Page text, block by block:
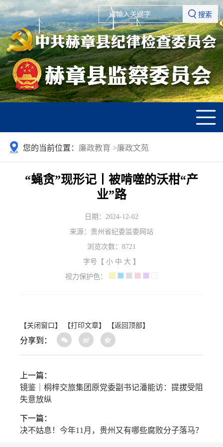
搜索
您的当前位置： 廉政教育 >廉政文苑
“蝇贪”现形记丨被啃噬的沃柑“产
业”路
日期：2024-12-02
来源：贵州省纪委监委网站
浏览次数： 8721
字号【 小 中 大 】
视力保护色：
【关闭窗口】 【打印文章】 【返回顶部】
分享到：
上一篇：
镜鉴｜桐梓交旅集团原党委副书记潘能访：提拔受阻
失意放纵
下一篇：
决不姑息！今年11月，贵州又有哪些腐败分子落马？